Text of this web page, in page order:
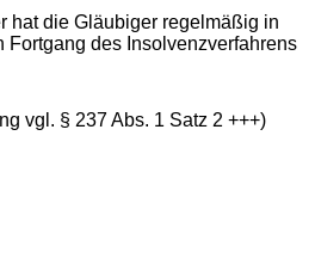
hat die Gläubiger regelmäßig in
Fortgang des Insolvenzverfahrens
vgl. § 237 Abs. 1 Satz 2 +++)